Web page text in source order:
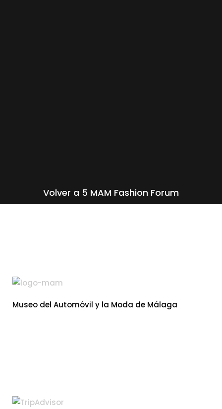
Volver a 5 MAM Fashion Forum
Museo del Automóvil y la Moda de Málaga